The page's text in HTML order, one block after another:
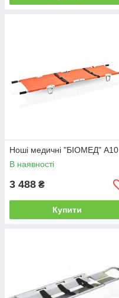
Ноші медичні "БІОМЕД" А10
В наявності
3 488 ₴
Купити